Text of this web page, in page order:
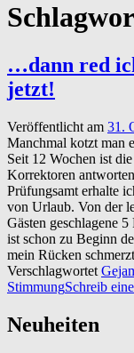
…dann red
jetzt!
Veröffentlicht am 31.
Manchmal kotzt man
Seit 12 Wochen ist
Korrektoren
Prüfungsamt erhalte
von Urlaub. Von der
Gästen geschlagene
ist schon zu Beginn
mein Rücken
Verschlagwortet
StimmungSchreib
Neuheiten